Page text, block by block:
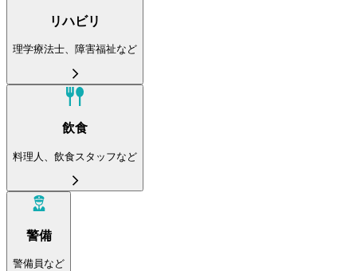
リハビリ
理学療法士、障害福祉など
飲食
料理人、飲食スタッフなど
警備
警備員など